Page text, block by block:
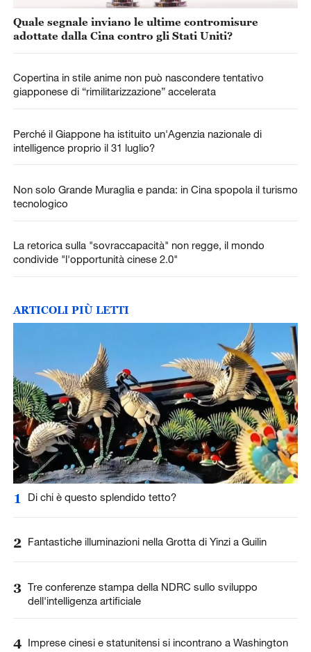
Quale segnale inviano le ultime contromisure
adottate dalla Cina contro gli Stati Uniti?
Copertina in stile anime non può nascondere tentativo
giapponese di “rimilitarizzazione” accelerata
Perché il Giappone ha istituito un'Agenzia nazionale di
intelligence proprio il 31 luglio?
Non solo Grande Muraglia e panda: in Cina spopola il turismo
tecnologico
La retorica sulla "sovraccapacità" non regge, il mondo
condivide "l'opportunità cinese 2.0"
ARTICOLI PIÙ LETTI
1 Di chi è questo splendido tetto?
2 Fantastiche illuminazioni nella Grotta di Yinzi a Guilin
3 Tre conferenze stampa della NDRC sullo sviluppo
dell'intelligenza artificiale
4 Imprese cinesi e statunitensi si incontrano a Washington